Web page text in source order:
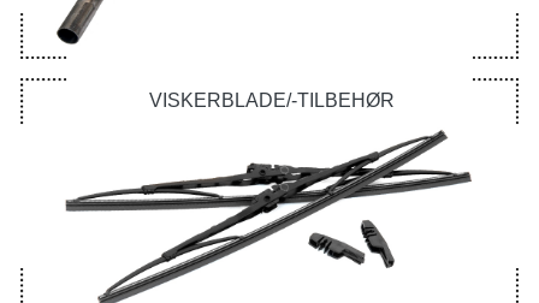
VISKERBLADE/-TILBEHØR